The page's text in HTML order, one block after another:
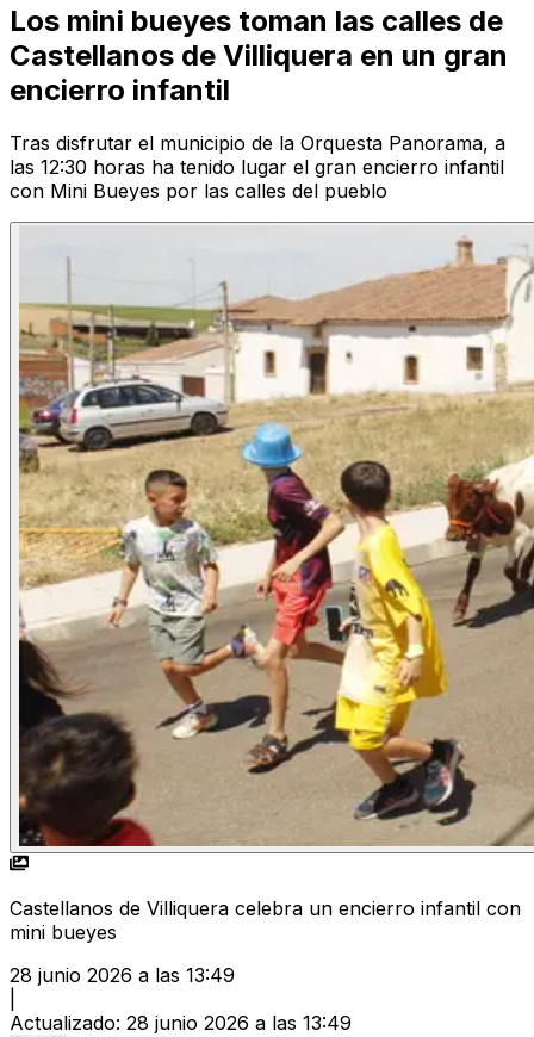
Los mini bueyes toman las calles de
Castellanos de Villiquera en un gran
encierro infantil
Tras disfrutar el municipio de la Orquesta Panorama, a
las 12:30 horas ha tenido lugar el gran encierro infantil
con Mini Bueyes por las calles del pueblo
Castellanos de Villiquera celebra un encierro infantil con
mini bueyes
28 junio 2026 a las 13:49
Actualizado: 28 junio 2026 a las 13:49